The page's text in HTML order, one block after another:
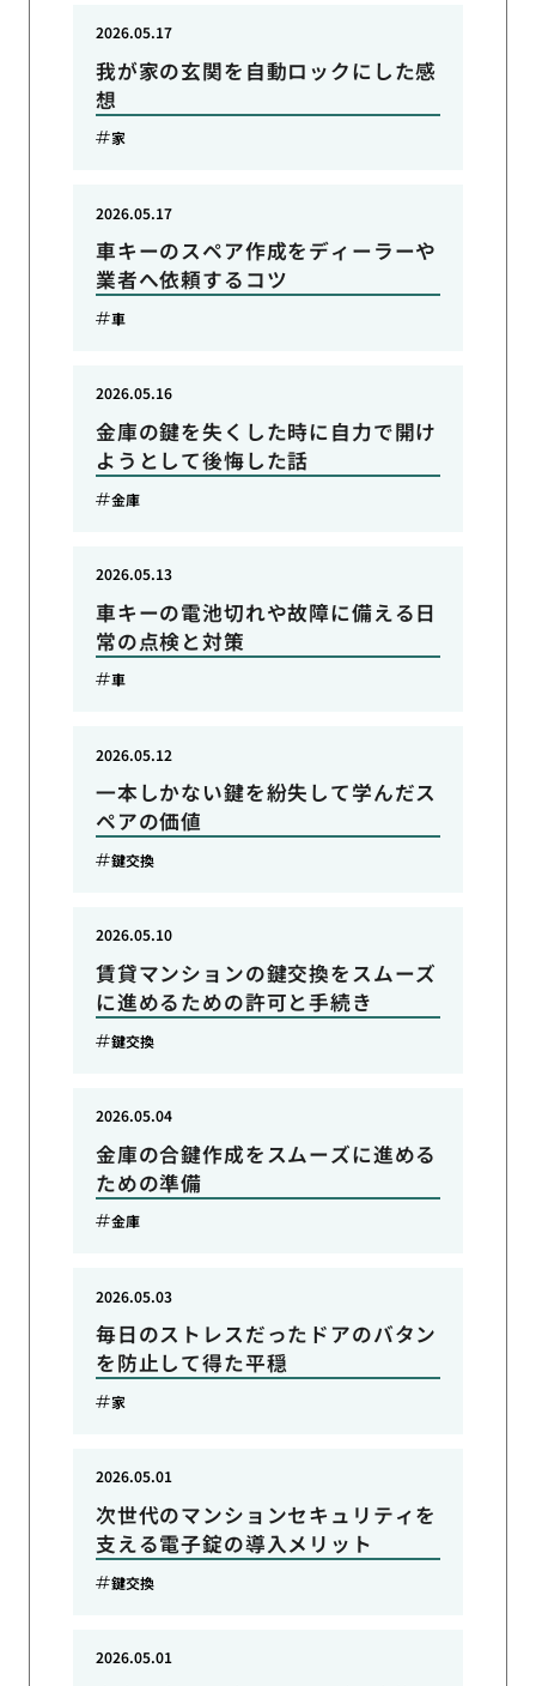
我が家の玄関を自動ロックにした感
想
2026.05.17
家
車キーのスペア作成をディーラーや
業者へ依頼するコツ
2026.05.17
車
金庫の鍵を失くした時に自力で開け
ようとして後悔した話
2026.05.16
金庫
車キーの電池切れや故障に備える日
常の点検と対策
2026.05.13
車
一本しかない鍵を紛失して学んだス
ペアの価値
2026.05.12
鍵交換
賃貸マンションの鍵交換をスムーズ
に進めるための許可と手続き
2026.05.10
鍵交換
金庫の合鍵作成をスムーズに進める
ための準備
2026.05.04
金庫
毎日のストレスだったドアのバタン
を防止して得た平穏
2026.05.03
家
次世代のマンションセキュリティを
支える電子錠の導入メリット
2026.05.01
鍵交換
2026.05.01